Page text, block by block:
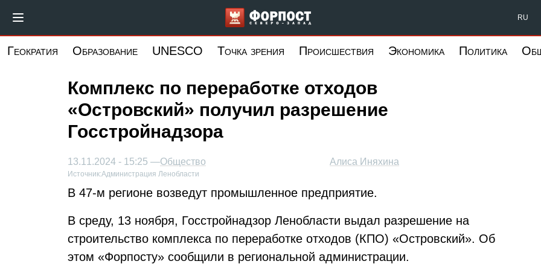
основному
Форпост Северо-Запад RU
Геократия Образование UNESCO Точка зрения Происшествия Экономика Политика
Комплекс по переработке отходов
«Островский» получил разрешение
Госстройнадзора
Алиса Иняхина
13.11.2024 - 15:25 —Общество
Источник:Администрация Ленобласти
В 47-м регионе возведут промышленное предприятие.
В среду, 13 ноября, Госстройнадзор Ленобласти выдал разрешение на
строительство комплекса по переработке отходов (КПО) «Островский». Об
этом «Форпосту» сообщили в региональной администрации.